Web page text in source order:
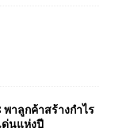
าลูกค้าสร้างกำไร
ด่นแห่งปี